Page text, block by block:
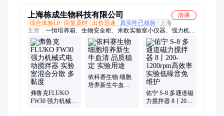
上海栋成生物科技有限公司
洽谈
综合体验L0
回复及时 出价迅速 真实性已核验
上海
主营： 一恒培养箱、生物安全柜、米欧实验室小仪器、强力机械
式电动搅拌器、宝予德移液器、弗鲁克电动搅拌器、奥浦迈培养
基
弗鲁克FLUKO
FW30 强力机械式
依科赛生物 细胞
培养新生牛血清
佑宁 S-8 多通道磁
力搅拌器 8丨200-